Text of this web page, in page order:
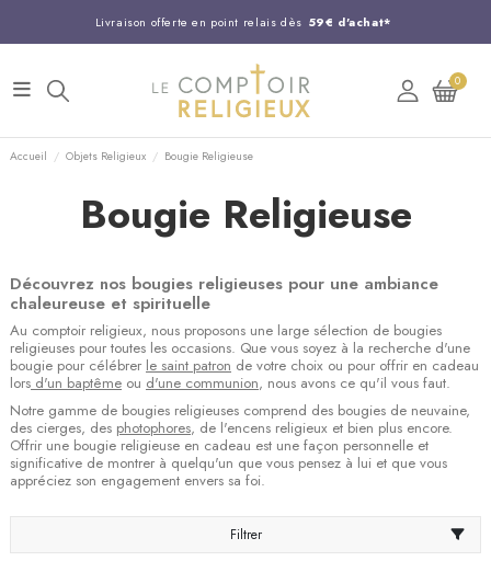
Livraison offerte en point relais dès 59€ d'achat*
Entreprise Française familiale
Support client disponible au 03 20 24 74 15
Commandez avant 14H, expédition le jour même !
0
Accueil Objets Religieux Bougie Religieuse
Bougie Religieuse
Découvrez nos bougies religieuses pour une ambiance
chaleureuse et spirituelle
Au comptoir religieux, nous proposons une large sélection de bougies
religieuses pour toutes les occasions. Que vous soyez à la recherche d'une
bougie pour célébrer le saint patron de votre choix ou pour offrir en cadeau
lors d'un baptême ou d'une communion, nous avons ce qu'il vous faut.
Notre gamme de bougies religieuses comprend des bougies de neuvaine,
des cierges, des photophores, de l'encens religieux et bien plus encore.
Offrir une bougie religieuse en cadeau est une façon personnelle et
significative de montrer à quelqu'un que vous pensez à lui et que vous
appréciez son engagement envers sa foi.
Filtrer